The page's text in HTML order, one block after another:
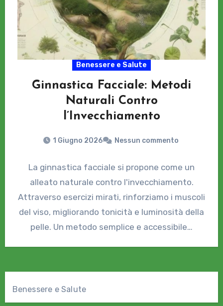
Benessere e Salute
Ginnastica Facciale: Metodi
Naturali Contro
l’Invecchiamento
1 Giugno 2026 Nessun commento
La ginnastica facciale si propone come un
alleato naturale contro l'invecchiamento.
Attraverso esercizi mirati, rinforziamo i muscoli
del viso, migliorando tonicità e luminosità della
pelle. Un metodo semplice e accessibile…
Benessere e Salute